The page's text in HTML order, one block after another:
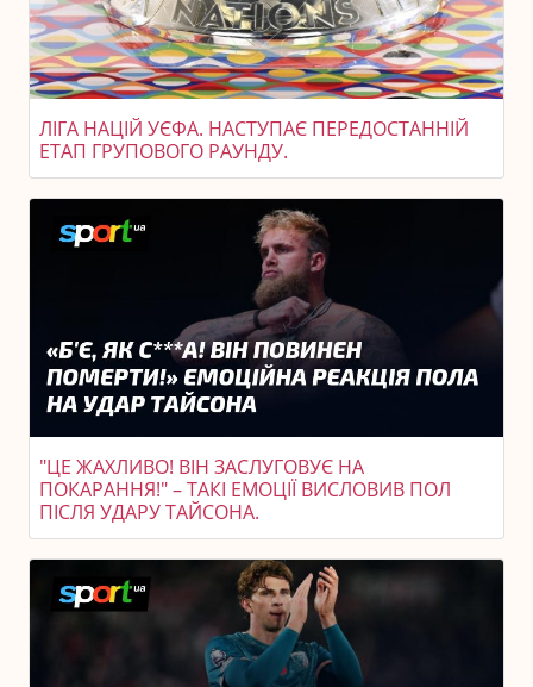
ЛІГА НАЦІЙ УЄФА. НАСТУПАЄ ПЕРЕДОСТАННІЙ
ЕТАП ГРУПОВОГО РАУНДУ.
"ЦЕ ЖАХЛИВО! ВІН ЗАСЛУГОВУЄ НА
ПОКАРАННЯ!" – ТАКІ ЕМОЦІЇ ВИСЛОВИВ ПОЛ
ПІСЛЯ УДАРУ ТАЙСОНА.